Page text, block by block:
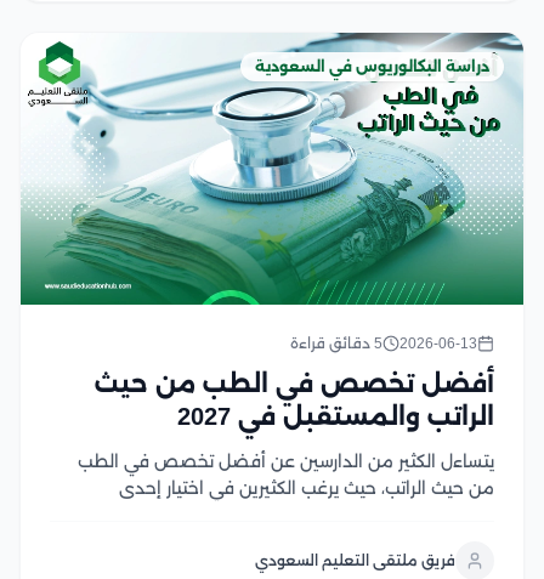
دراسة البكالوريوس في السعودية
2026-06-13 5 دقائق قراءة
أفضل تخصص في الطب من حيث
الراتب والمستقبل في 2027
يتساءل الكثير من الدارسين عن أفضل تخصص في الطب
من حيث الراتب، حيث يرغب الكثيرين في اختيار إحدى
الاعتبار أن تحديد إحدى التخصصات...
فريق ملتقى التعليم السعودي